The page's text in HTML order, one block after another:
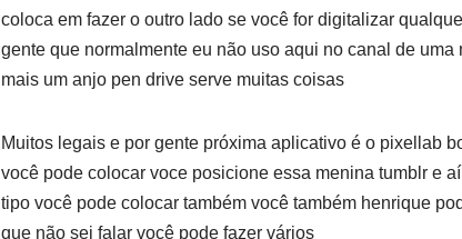
coloca em fazer o outro lado se você for digitalizar
gente que normalmente eu não uso aqui no canal de
mais um anjo pen drive serve muitas coisas
Muitos legais e por gente próxima aplicativo é o pixellab
você pode colocar voce posicione essa menina tumblr e
tipo você pode colocar também você também henrique
que não sei falar você pode fazer vários